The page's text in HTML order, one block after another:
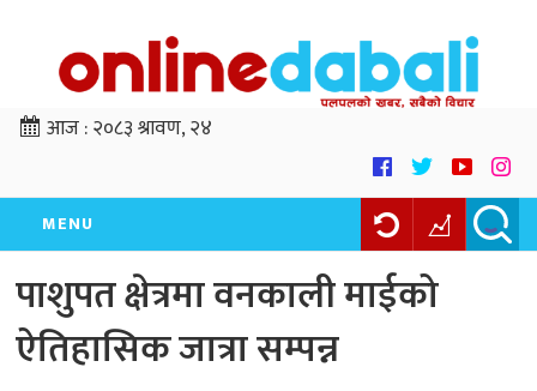
आज :२०८३ श्रावण, २४
MENU
पाशुपत क्षेत्रमा वनकाली माईको
ऐतिहासिक जात्रा सम्पन्न